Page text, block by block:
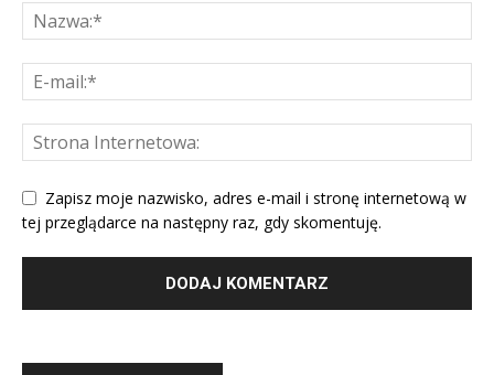
Zapisz moje nazwisko, adres e-mail i stronę internetową w
tej przeglądarce na następny raz, gdy skomentuję.